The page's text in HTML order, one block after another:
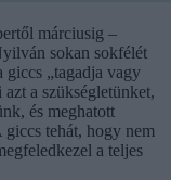
márciusig –
sokan sokfélét
giccs „tagadja vagy
a szükségletünket,
és meghatott
giccs tehát, hogy nem
a teljes